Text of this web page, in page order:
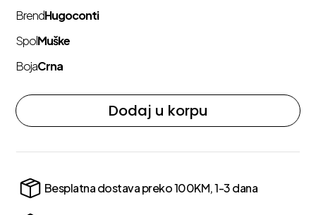
BrendHugoconti
SpolMuške
BojaCrna
Dodaj u korpu
Besplatna dostava preko 100KM, 1-3 dana